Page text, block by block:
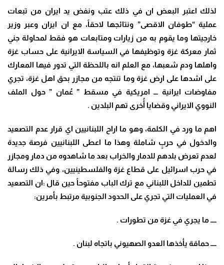
لذلك اعتبر البعض ان في ذلك عتب ونفض يد ايران من تبعات
عملية “طوفان الاقصى” ونتائجها لاحقاً، مع ان ايران وعبر وزير
خارجيتها وما يقوم به من زيارات ومتابعات هو فقط لمحاولة جني
ثمار معركة غزة وتوظيفها في السياسة الايرانية على حساب غزة
واهلها ودم شعبها، مع العلم انه باللحظة التي تدور فيها المعارك
على اشدها على ارض غزة وما تنتجه من مجازر بحق اهل غزة، تجري
مفاوضات ايرانية ـــ امريكية في مسقط ” عُمان ” حول الملف
النووي الايراني وقضايا أُخرى تهم البلدين .
اهم ما ورد في الكلمة، وهو ما اراح اللبنانيين اي قرار عدم التصعيد
والدخول في حربٍ شاملة وهذا ما اعطى اللبنانيين فرصة جديدة
لعدم تعرض بلدهم للدمار والخراب بعد ما شاهدوه من دمار ومجازر
في حرب اسرائيل على قطاع غزة والفلسطينيين، وفي ذلك رسالة
تطمين للداخل اللبناني مع ترك الباب مفتوحاً حين قال :ان التصعيد
في العمليات التي تجري على الحدود الجنوبية مرتبط بأمرين:
ــــ ما يجري في غزة من تطورات .
ــــ حماقة يأخذها العدو الصهيوني باتجاه لبنان .